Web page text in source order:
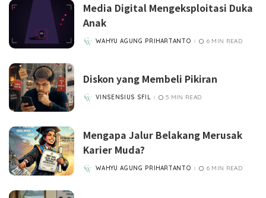
Media Digital Mengeksploitasi Duka
Anak
POSTED
WAHYU AGUNG PRIHARTANTO 6 MIN READ
Diskon yang Membeli Pikiran
POSTED
VINSENSIUS SFIL 5 MIN READ
Mengapa Jalur Belakang Merusak
Karier Muda?
POSTED
WAHYU AGUNG PRIHARTANTO 6 MIN READ